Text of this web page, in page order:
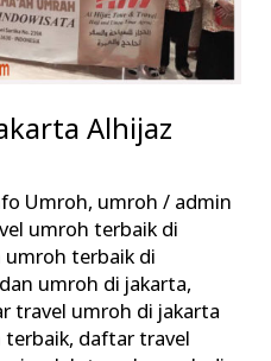
Alhijaz
Umroh, umroh / admin
umroh terbaik di
umroh terbaik di
umroh di jakarta,
travel umroh di jakarta
terbaik, daftar travel